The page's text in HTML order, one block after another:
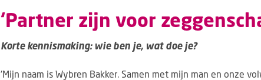
‘Partner zijn voor
Korte kennismaking: wie ben je, wat doe je?
'Mijn naam is Wybren Bakker. Samen met mijn man en onze